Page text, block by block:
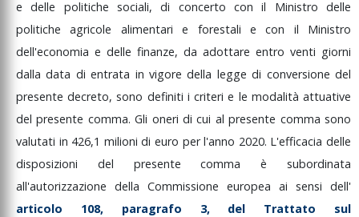
edelle politichesociali,di concertoconil Ministrodelle
politicheagricole alimentarie forestali econ il Ministro
dell'economia e delle finanze, da adottare entro venti giorni
dalladata dientrata invigoredella leggedi conversionedel
presentedecreto,sono definiti icriterie le modalitàattuative
delpresente comma.Gli oneridicui alpresente commasono
valutati in 426,1 milionidieuro perl'anno 2020. L'efficaciadelle
disposizioni del presentecommaèsubordinata
all'autorizzazione della Commissione europea ai sensi dell'
articolo 108, paragrafo 3, del Trattato sul